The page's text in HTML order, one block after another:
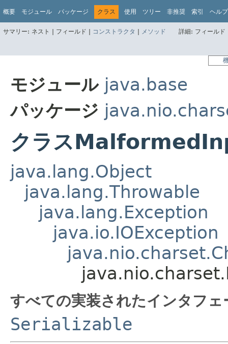
概要 モジュール パッケージ クラス 使用 ツリー 非推奨 索引 ヘルプ
サマリー: ネスト | フィールド | コンストラクタ | メソッド 詳細: フィール
モジュール java.base
パッケージ
クラス
java.lang.Object
java.lang.Throwable
java.lang.Exception
java.io.IOException
すべての実装されたインタフ
Serializable